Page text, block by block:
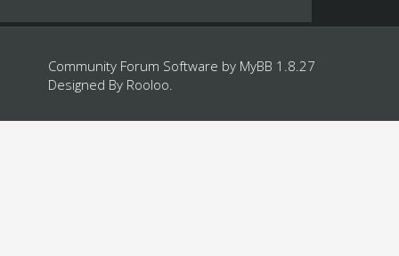
Community Forum Software by MyBB 1.8.27
Designed By Rooloo.